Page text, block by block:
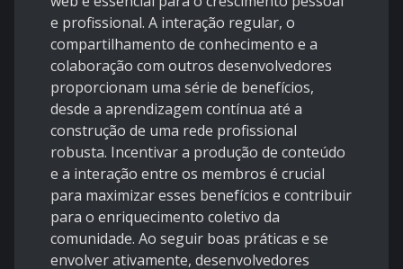
e profissional. A interação regular, o
compartilhamento de conhecimento e a
colaboração com outros desenvolvedores
proporcionam uma série de benefícios,
desde a aprendizagem contínua até a
construção de uma rede profissional
robusta. Incentivar a produção de conteúdo
e a interação entre os membros é crucial
para maximizar esses benefícios e contribuir
para o enriquecimento coletivo da
comunidade. Ao seguir boas práticas e se
envolver ativamente, desenvolvedores